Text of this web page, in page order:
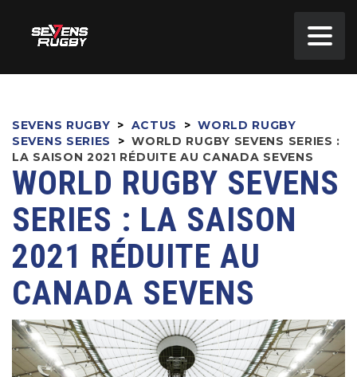
SEVENS RUGBY > ACTUS > WORLD RUGBY
SEVENS SERIES
> WORLD RUGBY SEVENS SERIES :
LA SAISON 2021 RÉDUITE AU CANADA SEVENS
WORLD RUGBY SEVENS
SERIES : LA SAISON
2021 RÉDUITE AU
CANADA SEVENS